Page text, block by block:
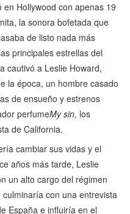
Hollywood con apenas 19
la sonora bofetada que
de listo nada más
principales estrellas del
cautivó a Leslie Howard,
la época, un hombre casado
de ensueño y estrenos
perfumeMy sin, los
de California.
cambiar sus vidas y el
años más tarde, Leslie
un alto cargo del régimen
con una entrevista
España e influiría en el